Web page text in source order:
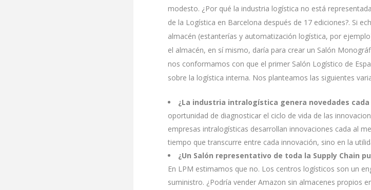
modesto. ¿Por qué la industria logística no está
de la Logística en Barcelona después de 17 ediciones?. Si
almacén (estanterías y automatización logística, por
el almacén, en sí mismo, daría para crear un Salón
nos conformamos con que el primer Salón Logístico de
sobre la logística interna. Nos planteamos las siguientes
¿La industria intralogística genera novedades cada
oportunidad de diagnosticar el ciclo de vida de las
empresas intralogísticas desarrollan innovaciones cada al
tiempo que transcurre entre cada innovación, sino en la
¿Un Salón representativo de toda la Supply Chain
En LPM estimamos que no. Los centros logísticos son un
suministro. ¿Podría vender Amazon sin almacenes propios